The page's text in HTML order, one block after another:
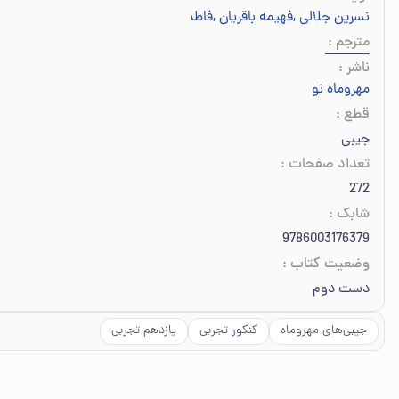
نسرین جلالی,فهیمه باقریان,فاطمه‌سادات فتوحی
مترجم :
ناشر :
مهروماه نو
قطع :
جیبی
تعداد صفحات :
272
شابک :
9786003176379
وضعیت کتاب :
دست دوم
جیبی‌های مهروماه کنکور تجربی یازدهم تجربی